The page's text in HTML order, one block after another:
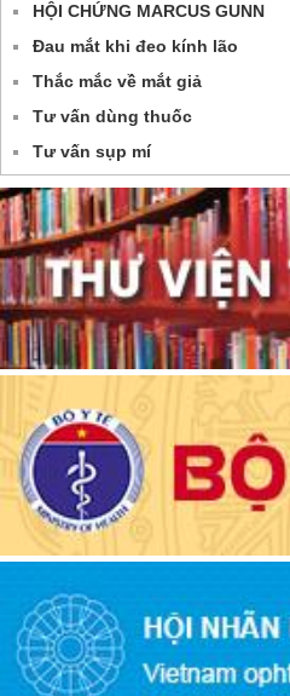
HỘI CHỨNG MARCUS GUNN
Đau mắt khi đeo kính lão
Thắc mắc về mắt giả
Tư vấn dùng thuốc
Tư vấn sụp mí